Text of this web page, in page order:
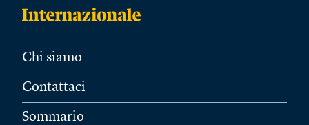
Chi siamo
Contattaci
Sommario